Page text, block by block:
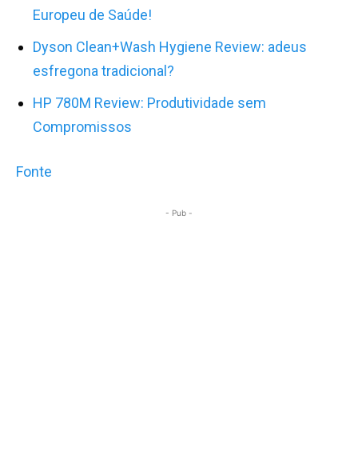
Europeu de Saúde!
Dyson Clean+Wash Hygiene Review: adeus
esfregona tradicional?
HP 780M Review: Produtividade sem
Compromissos
Fonte
- Pub -